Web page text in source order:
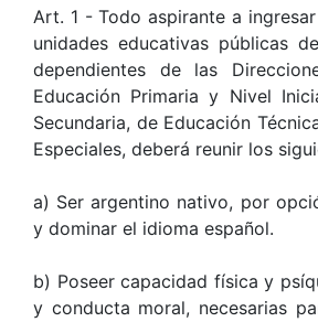
Art. 1 - Todo aspirante a
unidades educativas públicas
dependientes de las
Educación Primaria y Nivel
Secundaria, de Educación
Especiales, deberá reunir los
a) Ser argentino nativo, por
y dominar el idioma español.
b) Poseer capacidad física y
y conducta moral, necesarias